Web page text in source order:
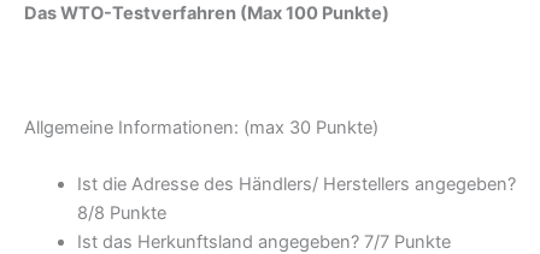
Das WTO-Testverfahren (Max 100 Punkte)
Allgemeine Informationen: (max 30 Punkte)
Ist die Adresse des Händlers/ Herstellers angegeben?
8/8 Punkte
Ist das Herkunftsland angegeben? 7/7 Punkte